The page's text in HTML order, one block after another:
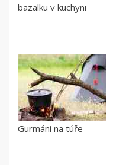
bazalku v kuchyni
Gurmáni na túře